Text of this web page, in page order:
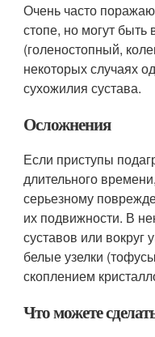
Очень часто
стопе, но могут быть
(голеностопный,
некоторых случаях
сухожилия сустава.
Осложнения
Если приступы
длительного
серьезному
их подвижности. В
суставов или
белые узелки
скоплением
Что можете